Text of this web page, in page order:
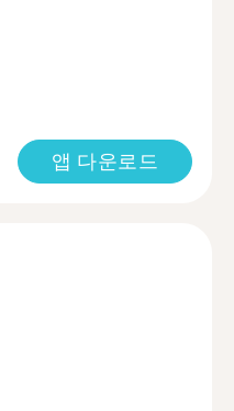
앱 다운로드